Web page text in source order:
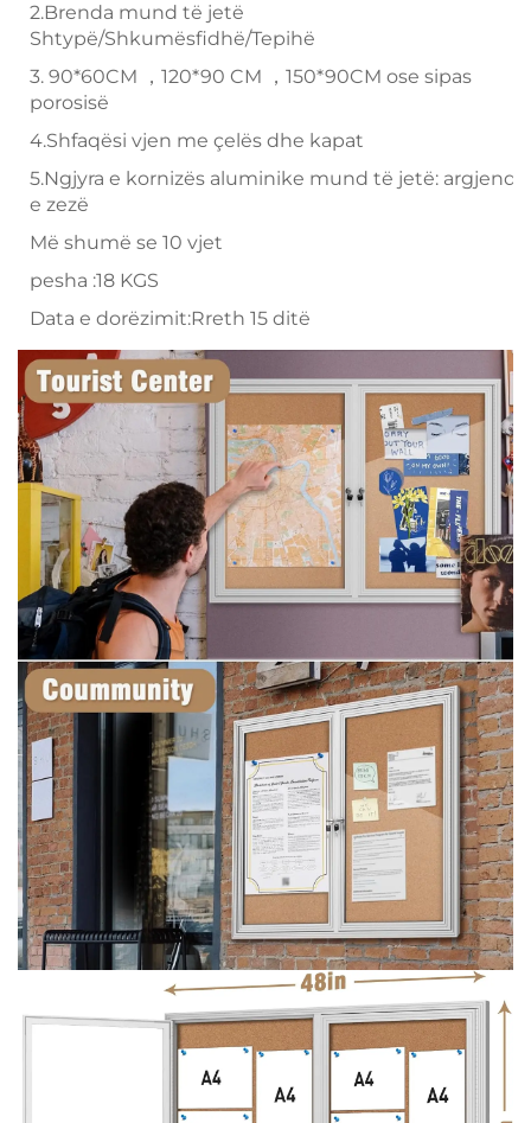
2.Brenda mund të jetë
Shtypë/Shkumësfidhë/Tepihë
3. 90*60CM ，120*90 CM ，150*90CM ose sipas
porosisë
4.Shfaqësi vjen me çelës dhe kapat
5.Ngjyra e kornizës aluminike mund të jetë: argjend,
e zezë
Më shumë se 10 vjet
pesha :18 KGS
Data e dorëzimit:Rreth 15 ditë